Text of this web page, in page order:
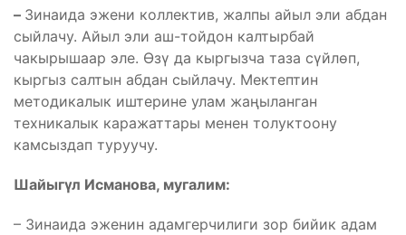
– Зинаида эжени коллектив, жалпы айыл эли абдан
сыйлачу. Айыл эли аш-тойдон калтырбай
чакырышаар эле. Өзү да кыргызча таза сүйлөп,
кыргыз салтын абдан сыйлачу. Мектептин
методикалык иштерине улам жаңыланган
техникалык каражаттары менен толуктоону
камсыздап туруучу.
Шайыгүл Исманова, мугалим:
– Зинаида эженин адамгерчилиги зор бийик адам